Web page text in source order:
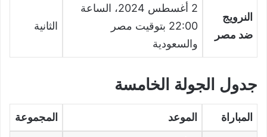
النرويج
ضد مصر
2 أغسطس
، الساعة
22:00 بتوقيت مصر
والسعودية
الثانية
جدول الجولة الخامسة
المباراة الموعد المجموعة